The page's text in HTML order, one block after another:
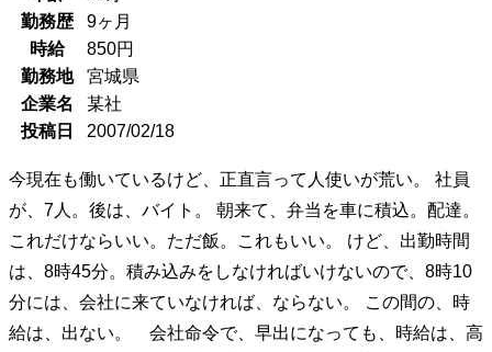
勤務歴
9ヶ月
時給
850円
勤務地
宮城県
企業名
某社
投稿日
2007/02/18
今現在も働いているけど、正直言って人使いが荒い。 社員
が、7人。後は、バイト。 朝来て、弁当を車に積込。配達。
これだけならいい。ただ飯。これもいい。 けど、出勤時間
は、8時45分。積み込みをしなければいけないので、8時10
分には、会社に来ていなければ、ならない。 この間の、時
給は、出ない。 会社命令で、早出になっても、時給は、高